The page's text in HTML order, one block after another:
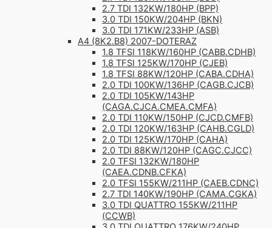
2.7 TDI 132KW/180HP (BPP)
3.0 TDI 150KW/204HP (BKN)
3.0 TDI 171KW/233HP (ASB)
A4 (8K2.B8) 2007-DOTERAZ
1.8 TFSI 118KW/160HP (CABB.CDHB)
1.8 TFSI 125KW/170HP (CJEB)
1.8 TFSI 88KW/120HP (CABA.CDHA)
2.0 TDI 100KW/136HP (CAGB.CJCB)
2.0 TDI 105KW/143HP
(CAGA.CJCA.CMEA.CMFA)
2.0 TDI 110KW/150HP (CJCD.CMFB)
2.0 TDI 120KW/163HP (CAHB.CGLD)
2.0 TDI 125KW/170HP (CAHA)
2.0 TDI 88KW/120HP (CAGC.CJCC)
2.0 TFSI 132KW/180HP
(CAEA.CDNB.CFKA)
2.0 TFSI 155KW/211HP (CAEB.CDNC)
2.7 TDI 140KW/190HP (CAMA.CGKA)
3.0 TDI QUATTRO 155KW/211HP
(CCWB)